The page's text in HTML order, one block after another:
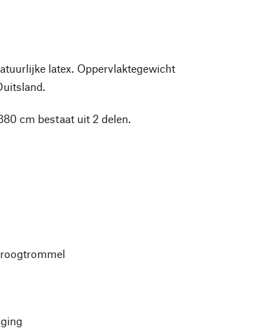
latex. Oppervlaktegewicht
cm bestaat uit 2 delen.